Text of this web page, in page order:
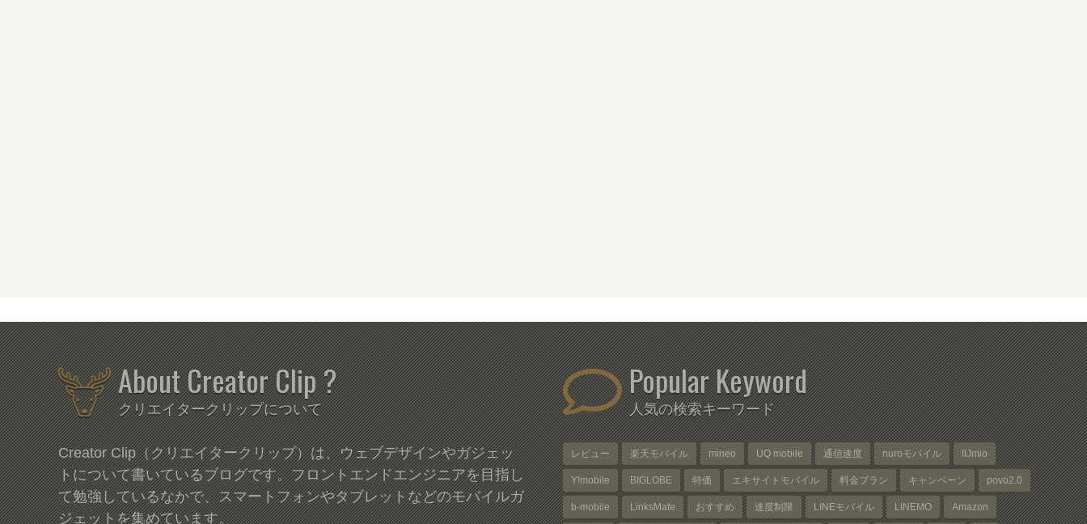
About Creator Clip ?
クリエイタークリップについて
Creator Clip（クリエイタークリップ）は、ウェブデザインやガジェッ
トについて書いているブログです。フロントエンドエンジニアを目指し
て勉強しているなかで、スマートフォンやタブレットなどのモバイルガ
ジェットを集めています。
Popular Keyword
人気の検索キーワード
レビュー 楽天モバイル mineo UQ mobile 通信速度 nuroモバイル IIJmio
Y!mobile BIGLOBE 特価 エキサイトモバイル 料金プラン キャンペーン povo2.0
b-mobile LinksMate おすすめ 速度制限 LINEモバイル LINEMO Amazon